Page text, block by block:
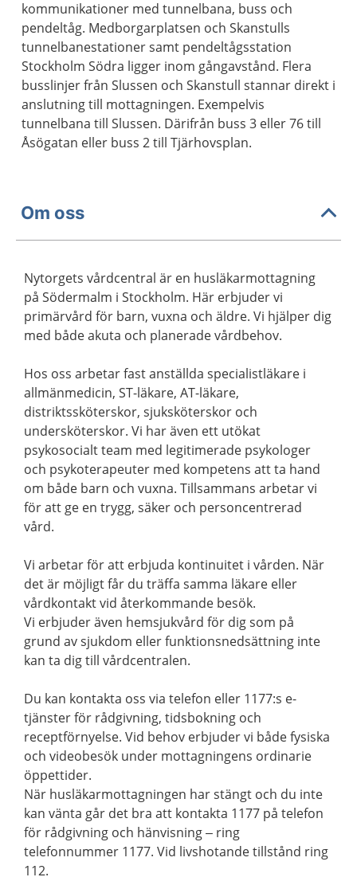
kommunikationer med tunnelbana, buss och
pendeltåg. Medborgarplatsen och Skanstulls
tunnelbanestationer samt pendeltågsstation
Stockholm Södra ligger inom gångavstånd. Flera
busslinjer från Slussen och Skanstull stannar direkt i
anslutning till mottagningen. Exempelvis
tunnelbana till Slussen. Därifrån buss 3 eller 76 till
Åsögatan eller buss 2 till Tjärhovsplan.
Om oss
Nytorgets vårdcentral är en husläkarmottagning
på Södermalm i Stockholm. Här erbjuder vi
primärvård för barn, vuxna och äldre. Vi hjälper dig
med både akuta och planerade vårdbehov.
Hos oss arbetar fast anställda specialistläkare i
allmänmedicin, ST-läkare, AT-läkare,
distriktssköterskor, sjuksköterskor och
undersköterskor. Vi har även ett utökat
psykosocialt team med legitimerade psykologer
och psykoterapeuter med kompetens att ta hand
om både barn och vuxna. Tillsammans arbetar vi
för att ge en trygg, säker och personcentrerad
vård.
Vi arbetar för att erbjuda kontinuitet i vården. När
det är möjligt får du träffa samma läkare eller
vårdkontakt vid återkommande besök.
Vi erbjuder även hemsjukvård för dig som på
grund av sjukdom eller funktionsnedsättning inte
kan ta dig till vårdcentralen.
Du kan kontakta oss via telefon eller 1177:s e-
tjänster för rådgivning, tidsbokning och
receptförnyelse. Vid behov erbjuder vi både fysiska
och videobesök under mottagningens ordinarie
öppettider.
När husläkarmottagningen har stängt och du inte
kan vänta går det bra att kontakta 1177 på telefon
för rådgivning och hänvisning – ring
telefonnummer 1177. Vid livshotande tillstånd ring
112.